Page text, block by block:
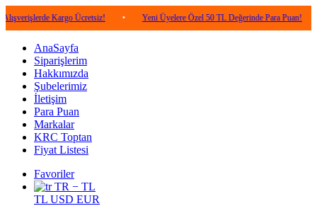
Kargo Ücretsiz! • Yeni Üyelere Özel 50 TL Değerinde Para Puan! •
AnaSayfa
Siparişlerim
Hakkımızda
Şubelerimiz
İletişim
Para Puan
Markalar
KRC Toptan
Fiyat Listesi
Favoriler
TR − TL
TL USD EUR